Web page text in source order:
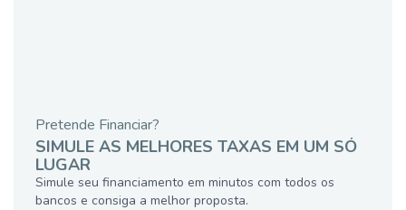
Pretende Financiar?
SIMULE AS MELHORES TAXAS EM UM SÓ
LUGAR
Simule seu financiamento em minutos com todos os
bancos e consiga a melhor proposta.